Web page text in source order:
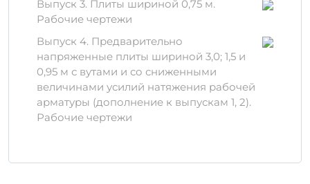
Долговечность:
Удобство эксплуатации:
установке и монтаже
Материалы
В производстве используются только
изделия. Все материалы проходят
Выпуск 3. Плиты шириной 0,75 м.
Рабочие чертежи
Выпуск 4. Предварительно
напряженные плиты шириной 3,0; 1,5 и
0,95 м с вутами и со сниженными
величинами усилий натяжения рабочей
арматуры (дополнение к выпускам 1, 2).
Рабочие чертежи